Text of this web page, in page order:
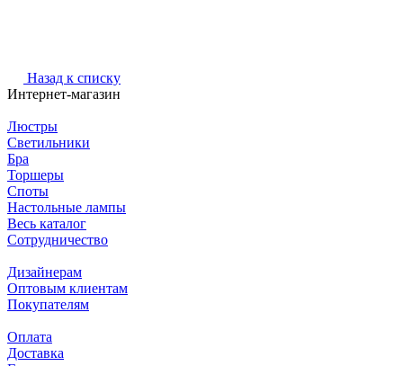
Назад к списку
Интернет-магазин
Люстры
Светильники
Бра
Торшеры
Споты
Настольные лампы
Весь каталог
Сотрудничество
Дизайнерам
Оптовым клиентам
Покупателям
Оплата
Доставка